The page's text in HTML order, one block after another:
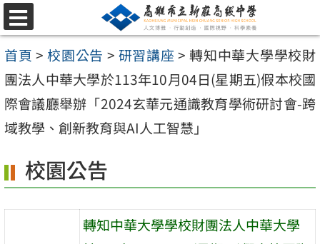
跳
至
主
要
內
容
選
單
首頁 > 校園公告 > 研習講座 > 轉知中華大學學校財
團法人中華大學於113年10月04日(星期五)假本校國
際會議廳舉辦「2024玄華元通識教育學術研討會-跨
域教學、創新教育與AI人工智慧」
校園公告
轉知中華大學學校財團法人中華大學